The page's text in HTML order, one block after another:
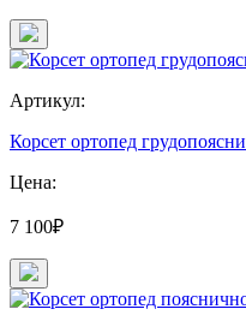
Артикул:
Корсет ортопед
Цена:
7 100₽